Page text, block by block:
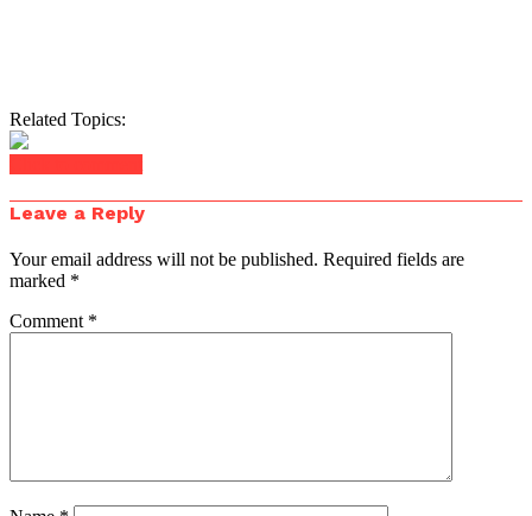
Related Topics:
Leave a Reply
Your email address will not be published. Required fields are
marked *
Comment *